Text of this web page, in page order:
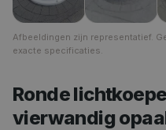
Afbeeldingen zijn representatief.
exacte specificaties.
Ronde
vierwandig